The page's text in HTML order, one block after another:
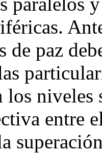
de paz
los niveles
entre